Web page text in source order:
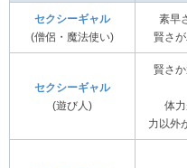
セクシーギャル
(僧侶・魔法使い)
素早
賢さ
セクシーギャル
(遊び人)
賢さ
体
力以外